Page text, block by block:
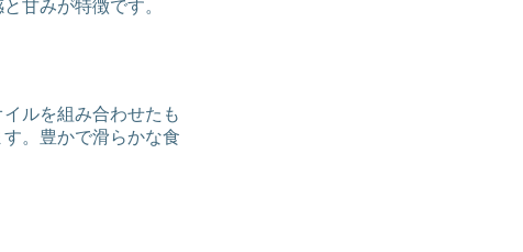
甘みが特徴です。
ルを組み合わせたも
。豊かで滑らかな食